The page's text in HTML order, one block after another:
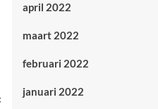
april 2022
maart 2022
februari 2022
januari 2022